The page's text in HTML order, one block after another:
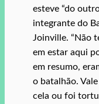
esteve “do
integrante do
Joinville. “Não
em estar aqui
em resumo,
o batalhão.
cela ou foi